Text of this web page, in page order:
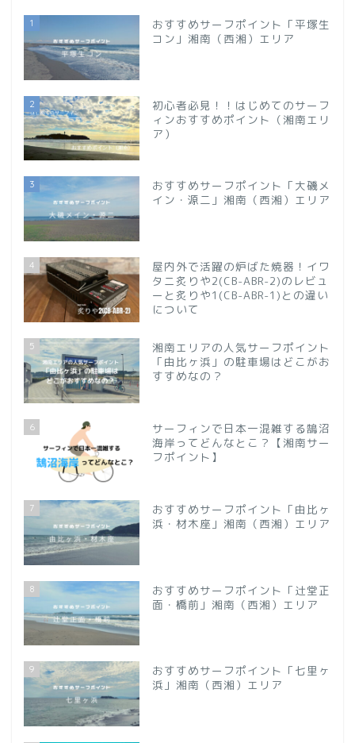
1
おすすめサーフポイント「平塚生
コン」湘南（西湘）エリア
2
初心者必見！！はじめてのサーフ
ィンおすすめポイント（湘南エリ
ア）
3
おすすめサーフポイント「大磯メ
イン・源二」湘南（西湘）エリア
4
屋内外で活躍の炉ばた焼器！イワ
タニ炙りや2(CB-ABR-2)のレビュ
ーと炙りや1(CB-ABR-1)との違い
について
5
湘南エリアの人気サーフポイント
「由比ヶ浜」の駐車場はどこがお
すすめなの？
6
サーフィンで日本一混雑する鵠沼
海岸ってどんなとこ？【湘南サー
フポイント】
7
おすすめサーフポイント「由比ヶ
浜・材木座」湘南（西湘）エリア
8
おすすめサーフポイント「辻堂正
面・橋前」湘南（西湘）エリア
9
おすすめサーフポイント「七里ヶ
浜」湘南（西湘）エリア